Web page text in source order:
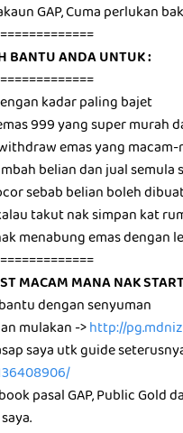
GAP, Cuma perlukan
BANTU ANDA UNTUK :
kadar paling bajet
999 yang super murah
emas yang
belian dan jual
sebab belian boleh
takut nak simpan kat
menabung emas dengan
MACAM MANA NAK
dengan senyuman
mulakan ->http://
saya utk guide
pasal GAP, Public